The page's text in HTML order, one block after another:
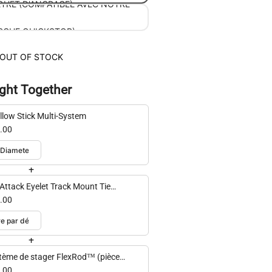
D'ANCRAGE)
(COMPATIBLE AVEC NOTRE
QUICKSTOP)
OUT OF STOCK
Together
Stick Multi-System
+
Eyelet Track Mount Tie
- 2 Pack
+
de stager FlexRod™ (pièce